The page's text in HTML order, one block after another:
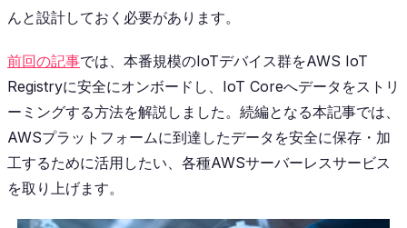
んと設計しておく必要があります。
前回の記事では、本番規模のIoTデバイス群をAWS IoT
Registryに安全にオンボードし、IoT Coreへデータをストリ
ーミングする方法を解説しました。続編となる本記事では、
AWSプラットフォームに到達したデータを安全に保存・加
工するために活用したい、各種AWSサーバーレスサービス
を取り上げます。